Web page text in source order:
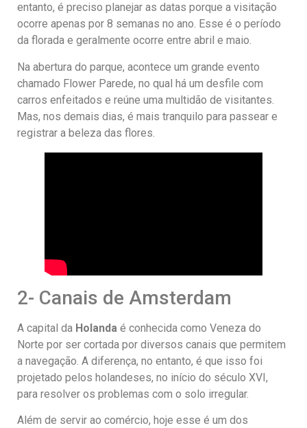
entanto, é preciso planejar as datas porque a visitação
ocorre apenas por 8 semanas no ano. Esse é o período
da florada e geralmente ocorre entre abril e maio.
Na abertura do parque, acontece um grande evento
chamado Flower Parede, no qual há um desfile com
carros enfeitados e reúne uma multidão de visitantes.
Mas, nos demais dias, é mais tranquilo para passear e
registrar a beleza das flores.
2- Canais de Amsterdam
A capital da Holanda é conhecida como Veneza do
Norte por ser cortada por diversos canais que permitem
a navegação. A diferença, no entanto, é que isso foi
projetado pelos holandeses, no início do século XVI,
para resolver os problemas com o solo irregular.
Além de servir ao comércio, hoje esse é um dos